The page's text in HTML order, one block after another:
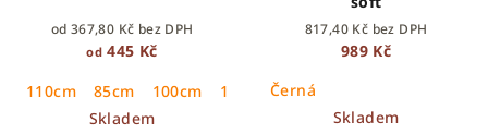
od 367,80 Kč bez DPH
od 445 Kč
110cm
85cm 100cm 105cm 95cm
Skladem
817,40 Kč bez DPH
989 Kč
Černá
Skladem